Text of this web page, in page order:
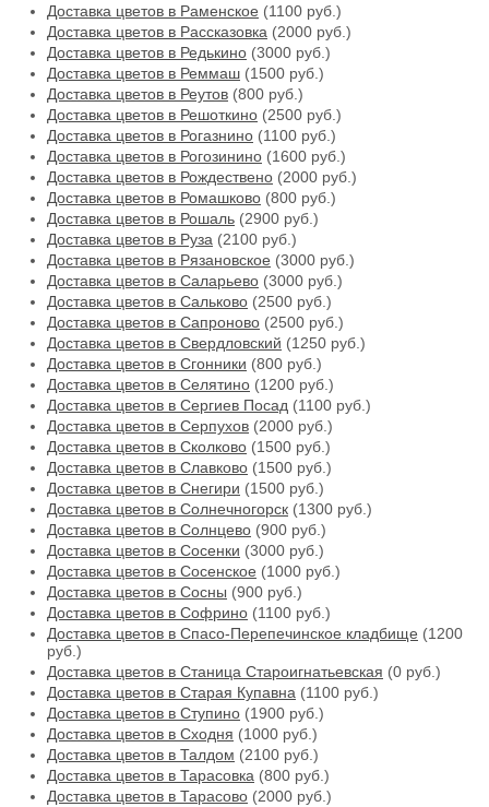
Доставка цветов в Раменское (1100 руб.)
Доставка цветов в Рассказовка (2000 руб.)
Доставка цветов в Редькино (3000 руб.)
Доставка цветов в Реммаш (1500 руб.)
Доставка цветов в Реутов (800 руб.)
Доставка цветов в Решоткино (2500 руб.)
Доставка цветов в Рогазнино (1100 руб.)
Доставка цветов в Рогозинино (1600 руб.)
Доставка цветов в Рождествено (2000 руб.)
Доставка цветов в Ромашково (800 руб.)
Доставка цветов в Рошаль (2900 руб.)
Доставка цветов в Руза (2100 руб.)
Доставка цветов в Рязановское (3000 руб.)
Доставка цветов в Саларьево (3000 руб.)
Доставка цветов в Сальково (2500 руб.)
Доставка цветов в Сапроново (2500 руб.)
Доставка цветов в Свердловский (1250 руб.)
Доставка цветов в Сгонники (800 руб.)
Доставка цветов в Селятино (1200 руб.)
Доставка цветов в Сергиев Посад (1100 руб.)
Доставка цветов в Серпухов (2000 руб.)
Доставка цветов в Сколково (1500 руб.)
Доставка цветов в Славково (1500 руб.)
Доставка цветов в Снегири (1500 руб.)
Доставка цветов в Солнечногорск (1300 руб.)
Доставка цветов в Солнцево (900 руб.)
Доставка цветов в Сосенки (3000 руб.)
Доставка цветов в Сосенское (1000 руб.)
Доставка цветов в Сосны (900 руб.)
Доставка цветов в Софрино (1100 руб.)
Доставка цветов в Спасо-Перепечинское кладбище (1200
руб.)
Доставка цветов в Станица Староигнатьевская (0 руб.)
Доставка цветов в Старая Купавна (1100 руб.)
Доставка цветов в Ступино (1900 руб.)
Доставка цветов в Сходня (1000 руб.)
Доставка цветов в Талдом (2100 руб.)
Доставка цветов в Тарасовка (800 руб.)
Доставка цветов в Тарасово (2000 руб.)